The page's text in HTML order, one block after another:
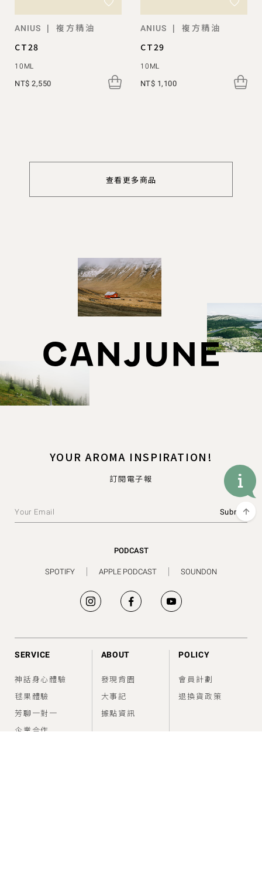
ANIUS |
複方精油
CT28
10ML
NT$ 2,550
ANIUS |
複方精油
CT29
10ML
NT$ 1,100
查看更多商品
YOUR AROMA INSPIRATION!
訂閱電子報
PODCAST
SPOTIFY SOUNDON
APPLE PODCAST
SERVICE
神話身心體驗
毬果體驗
芳聊一對一
企業合作
ABOUT
發現肯園
大事記
據點資訊
POLICY
會員計劃
退換貨政策